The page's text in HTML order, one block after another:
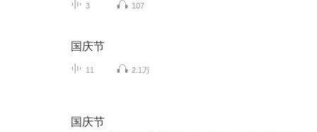
3 107
国庆节
11 2.1万
国庆节